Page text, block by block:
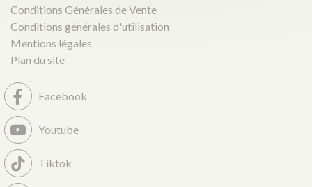
Conditions Générales de Vente
Conditions générales d'utilisation
Mentions légales
Plan du site
Facebook
Youtube
Tiktok